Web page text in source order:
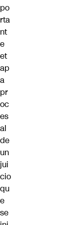
po
rta
nt
e
et
ap
a
pr
oc
es
al
de
un
jui
cio
qu
e
se